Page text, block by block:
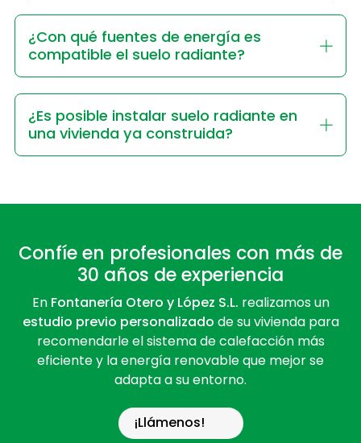
¿Con qué fuentes de energía es
compatible el suelo radiante?
¿Es posible instalar suelo radiante en
una vivienda ya construida?
Confíe en profesionales con más de
30 años de experiencia
En Fontanería Otero y López S.L. realizamos un
estudio previo personalizado de su vivienda para
recomendarle el sistema de calefacción más
eficiente y la energía renovable que mejor se
adapta a su entorno.
¡Llámenos!